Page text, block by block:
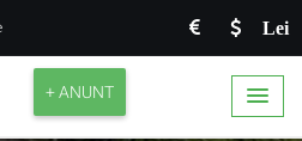
Lei
+ ANUNT